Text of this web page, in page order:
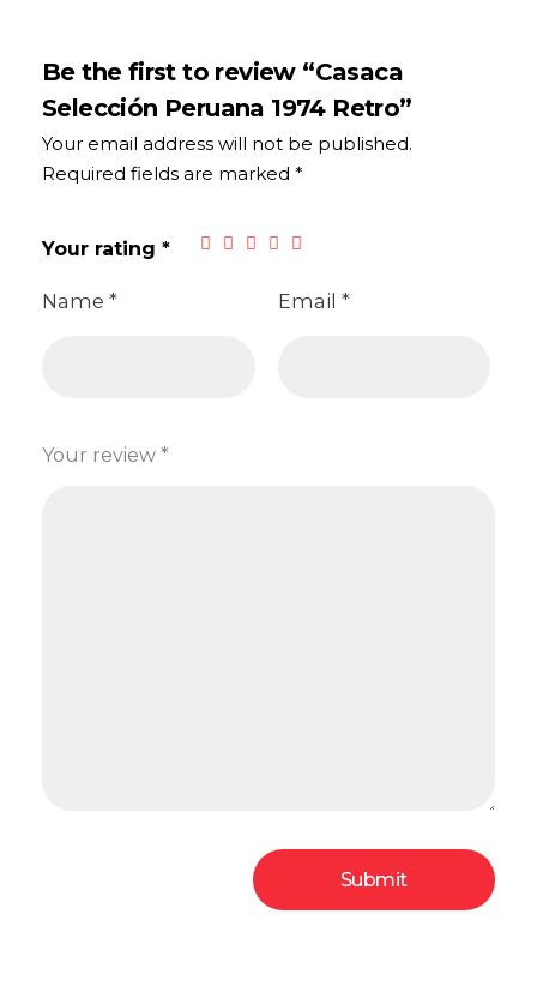
Be the first to review “Casaca
Selección Peruana 1974 Retro”
Your email address will not be published.
Required fields are marked *
Name * Email *
Your rating *
Your review *